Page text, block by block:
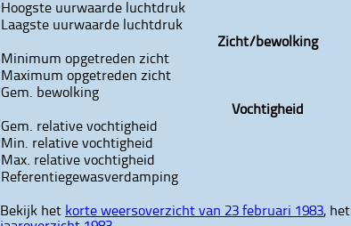
Hoogste uurwaarde luchtdruk
Laagste uurwaarde luchtdruk
Zicht/bewolking
Minimum opgetreden zicht
Maximum opgetreden zicht
Gem. bewolking
Vochtigheid
Gem. relative vochtigheid
Min. relative vochtigheid
Max. relative vochtigheid
Referentiegewasverdamping
Bekijk het korte weersoverzicht van 23 februari 1983, het